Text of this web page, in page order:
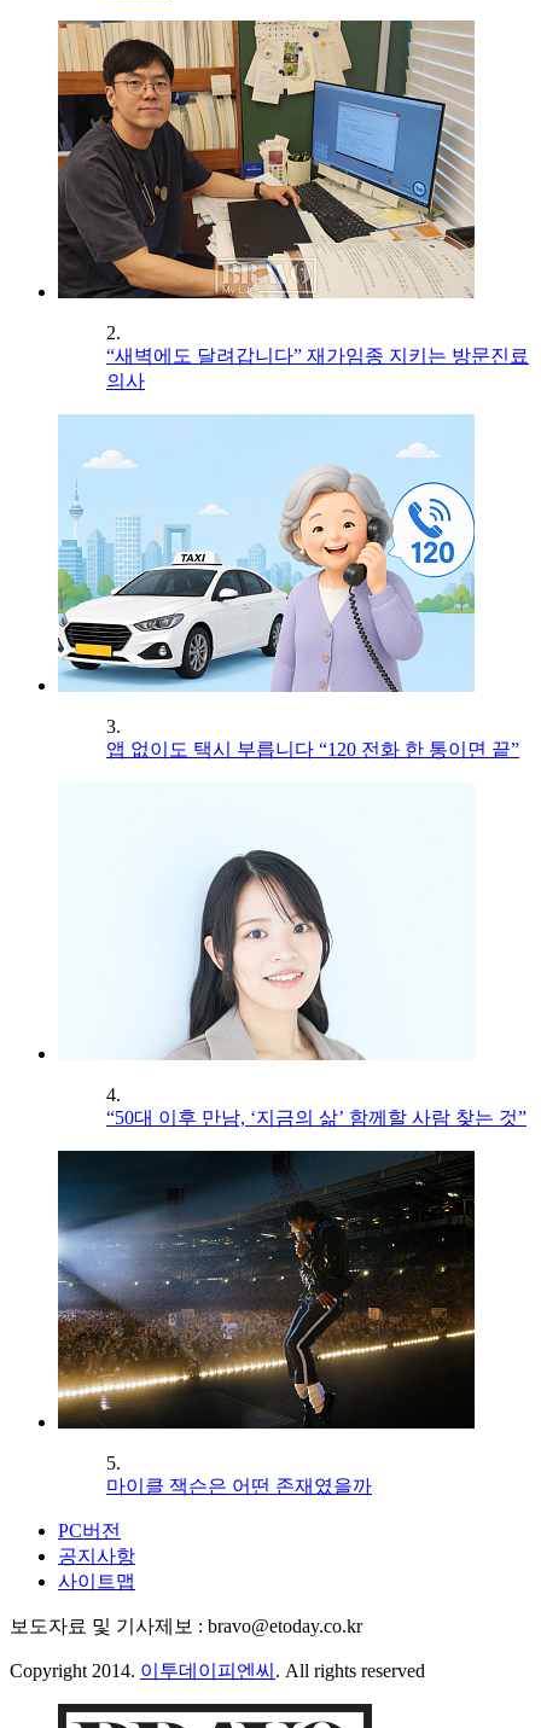
2.
“새벽에도 달려갑니다” 재가임종 지키는 방문진료
의사
3.
앱 없이도 택시 부릅니다 “120 전화 한 통이면 끝”
4.
“50대 이후 만남, ‘지금의 삶’ 함께할 사람 찾는 것”
5.
마이클 잭슨은 어떤 존재였을까
PC버전
공지사항
사이트맵
보도자료 및 기사제보 : bravo@etoday.co.kr
Copyright 2014. 이투데이피엔씨 . All rights reserved